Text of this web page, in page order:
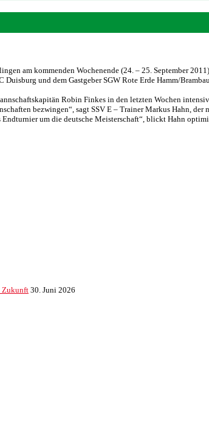
am kommenden Wochenende (24. – 25. September
und dem Gastgeber SGW Rote Erde Hamm/
Robin Finkes in den letzten Wochen
bezwingen“, sagt SSV E – Trainer Markus Hahn,
um die deutsche Meisterschaft“, blickt Hahn
Zukunft 30. Juni 2026